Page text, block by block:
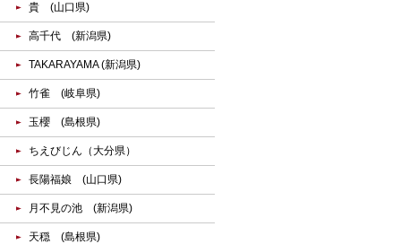
貴 (山口県)
高千代 (新潟県)
TAKARAYAMA (新潟県)
竹雀 (岐阜県)
玉櫻 (島根県)
ちえびじん（大分県）
長陽福娘 (山口県)
月不見の池 (新潟県)
天穏 (島根県)